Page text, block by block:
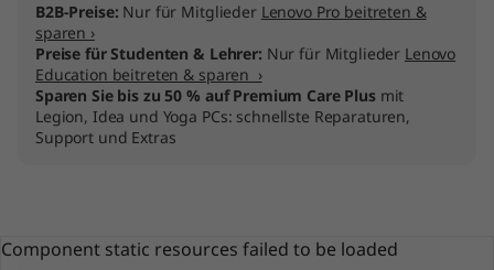
B2B-Preise: Nur für Mitglieder Lenovo Pro beitreten &
sparen ›
Preise für Studenten & Lehrer: Nur für Mitglieder Lenovo
Education beitreten & sparen ›
Sparen Sie bis zu 50 % auf Premium Care Plusmit
Legion, Idea und Yoga PCs: schnellste Reparaturen,
Support und Extras
Component static resources failed to be loaded